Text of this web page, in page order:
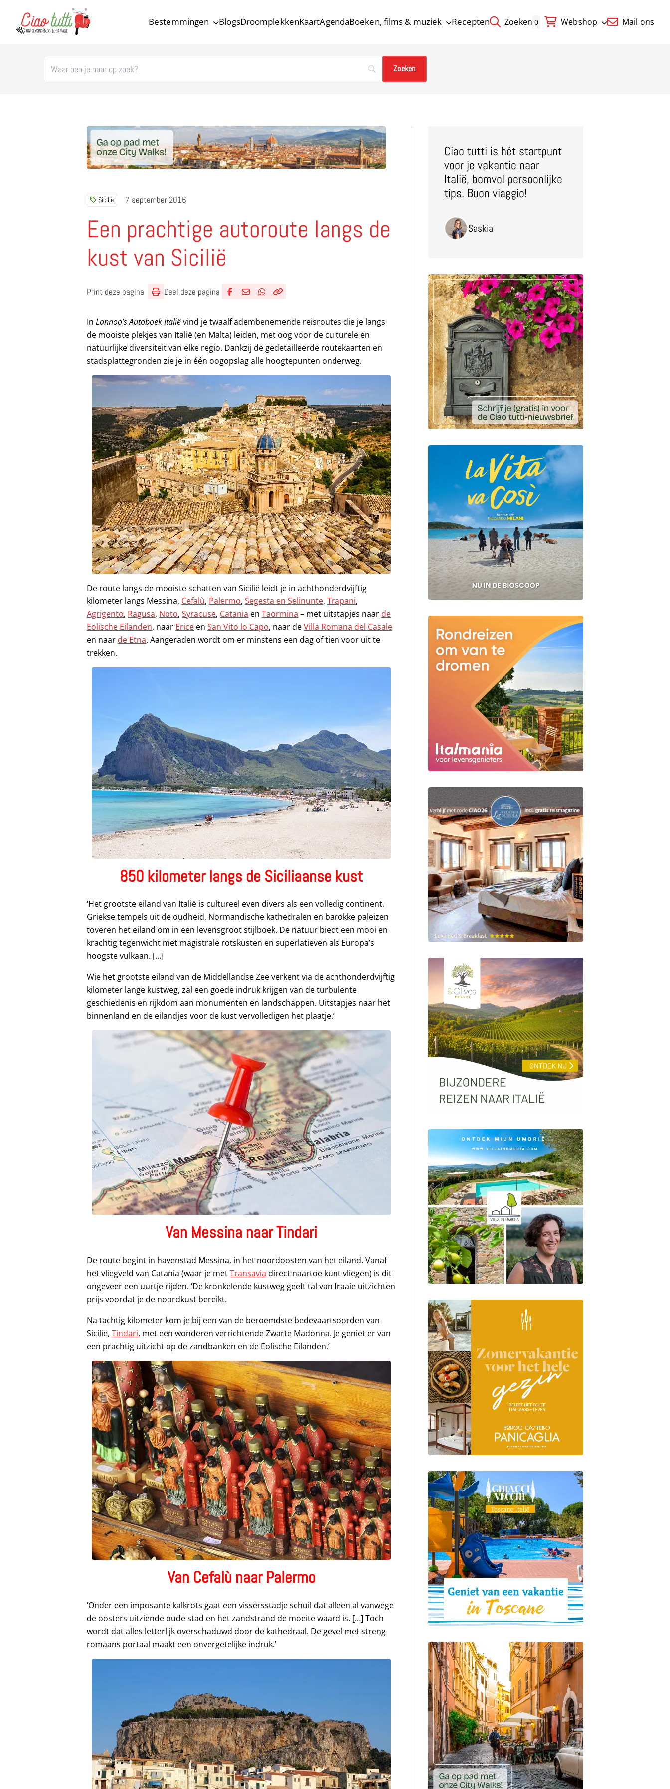
Bestemmingen BlogsDroomplekkenKaartAgendaBoeken, films & muziek Recepten Zoeken 0 Webshop Mail ons
Sicilië 7 september 2016
Een prachtige autoroute langs de
kust van Sicilië
Print deze pagina
Deel deze pagina
InLannoo’s Autoboek Italiëvind je twaalf adembenemende reisroutes die je langs
de mooiste plekjes van Italië (en Malta) leiden, met oog voor de culturele en
natuurlijke diversiteit van elke regio. Dankzij de gedetailleerde routekaarten en
stadsplattegronden zie je in één oogopslag alle hoogtepunten onderweg.
De route langs de mooiste schatten van Sicilië leidt je in achthonderdvijftig
kilometer langs Messina, Cefalù, Palermo,Segesta en Selinunte,Trapani,
Agrigento, Ragusa, Noto,Syracuse, Catania enTaormina – met uitstapjes naar de
Eolische Eilanden, naar Erice enSan Vito lo Capo, naar deVilla Romana del Casale
en naar de Etna. Aangeraden wordt om er minstens een dag of tien voor uit te
trekken.
850 kilometer langs de Siciliaanse kust
‘Het grootste eiland van Italië is cultureel even divers als een volledig continent.
Griekse tempels uit de oudheid, Normandische kathedralen en barokke paleizen
toveren het eiland om in een levensgroot stijlboek. De natuur biedt een mooi en
krachtig tegenwicht met magistrale rotskusten en superlatieven als Europa’s
hoogste vulkaan. […]
Wie het grootste eiland van de Middellandse Zee verkent via de achthonderdvijftig
kilometer lange kustweg, zal een goede indruk krijgen van de turbulente
geschiedenis en rijkdom aan monumenten en landschappen. Uitstapjes naar het
binnenland en de eilandjes voor de kust vervolledigen het plaatje.’
Van Messina naar Tindari
De route begint in havenstad Messina, in het noordoosten van het eiland. Vanaf
het vliegveld van Catania (waar je metTransavia direct naartoe kunt vliegen) is dit
ongeveer een uurtje rijden. ‘De kronkelende kustweg geeft tal van fraaie uitzichten
prijs voordat je de noordkust bereikt.
Na tachtig kilometer kom je bij een van de beroemdste bedevaartsoorden van
Sicilië,Tindari, met een wonderen verrichtende Zwarte Madonna. Je geniet er van
een prachtig uitzicht op de zandbanken en de Eolische Eilanden.’
Van Cefalù naar Palermo
‘Onder een imposante kalkrots gaat een vissersstadje schuil dat alleen al vanwege
de oosters uitziende oude stad en het zandstrand de moeite waard is. […] Toch
wordt dat alles letterlijk overschaduwd door de kathedraal. De gevel met streng
romaans portaal maakt een onvergetelijke indruk.’
Ciao tutti is hét startpunt
voor je vakantie naar
Italië, bomvol persoonlijke
tips. Buon viaggio!
Saskia